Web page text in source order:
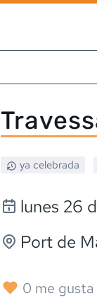
ya celebrada
lunes 26
Port de
0 me gusta